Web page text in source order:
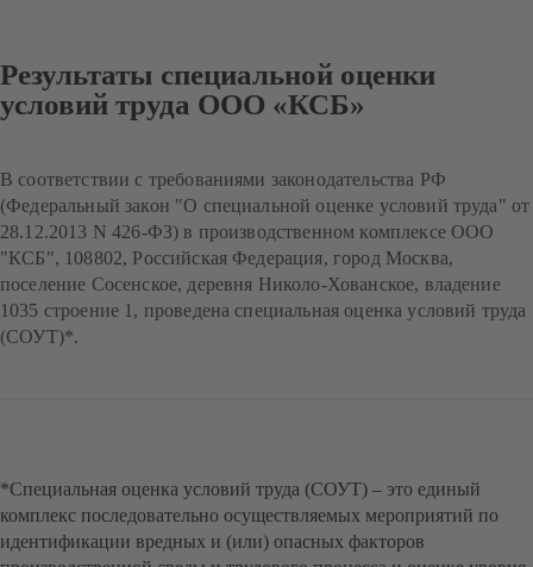
Результаты специальной оценки
условий труда ООО «КСБ»
В соответствии с требованиями законодательства РФ
(Федеральный закон "О специальной оценке условий труда" от
28.12.2013 N 426-ФЗ) в производственном комплексе ООО
"КСБ", 108802, Российская Федерация, город Москва,
поселение Сосенское, деревня Николо-Хованское, владение
1035 строение 1, проведена специальная оценка условий труда
(СОУТ)*.
*Специальная оценка условий труда (СОУТ) – это единый
комплекс последовательно осуществляемых мероприятий по
идентификации вредных и (или) опасных факторов